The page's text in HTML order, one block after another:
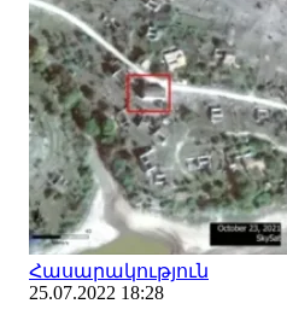
Հասարակություն
25.07.2022 18:28